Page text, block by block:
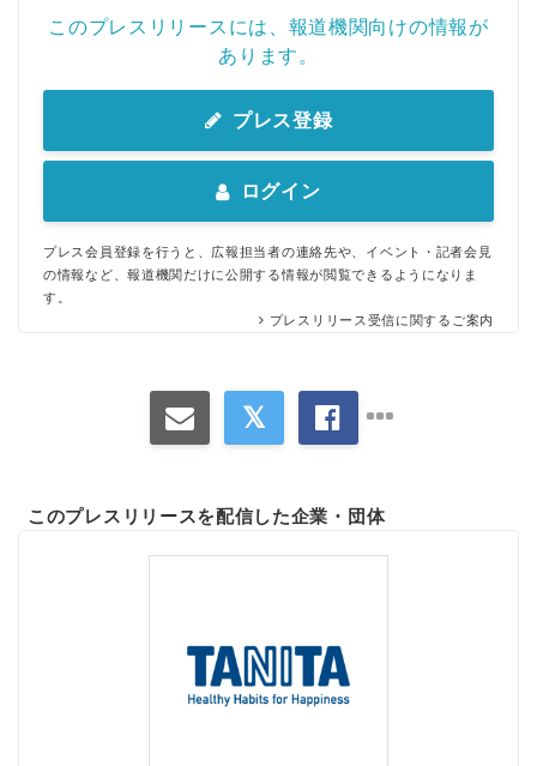
このプレスリリースには、報道機関向けの情報が
あります。
プレス登録
ログイン
プレス会員登録を行うと、広報担当者の連絡先や、イベント・記者会見
の情報など、報道機関だけに公開する情報が閲覧できるようになりま
す。
プレスリリース受信に関するご案内
このプレスリリースを配信した企業・団体